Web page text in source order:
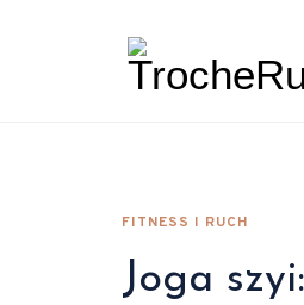
FITNESS I RUCH
Joga